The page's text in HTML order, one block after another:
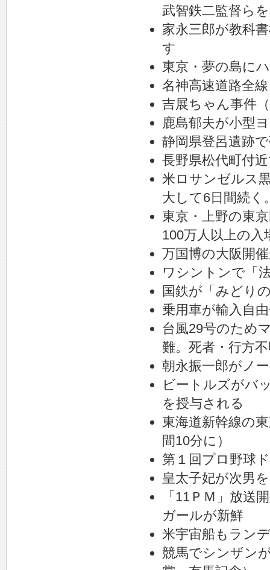
武智鉄二監督ら
家永三郎が教科
す
東京・夢の島に
名神高速道路全
吉展ちゃん事件
鹿島郁夫が小型
静岡県登呂遺跡
長野県松代町付
米ロサンゼルス
大して6日間続く
東京・上野の東
100万人以上の入
万国博の大阪開
ワシントンで「
国鉄が「みどり
乗用車が輸入自
台風29号のため
難。死者・行方
朝永振一郎がノ
ビートルズがバ
を授与される
東海道新幹線の
間10分に）
第１回プロ野球
皇太子妃が次男
「11ＰＭ」放送
ガールが新鮮
米宇宙船もラン
競馬でシンザン